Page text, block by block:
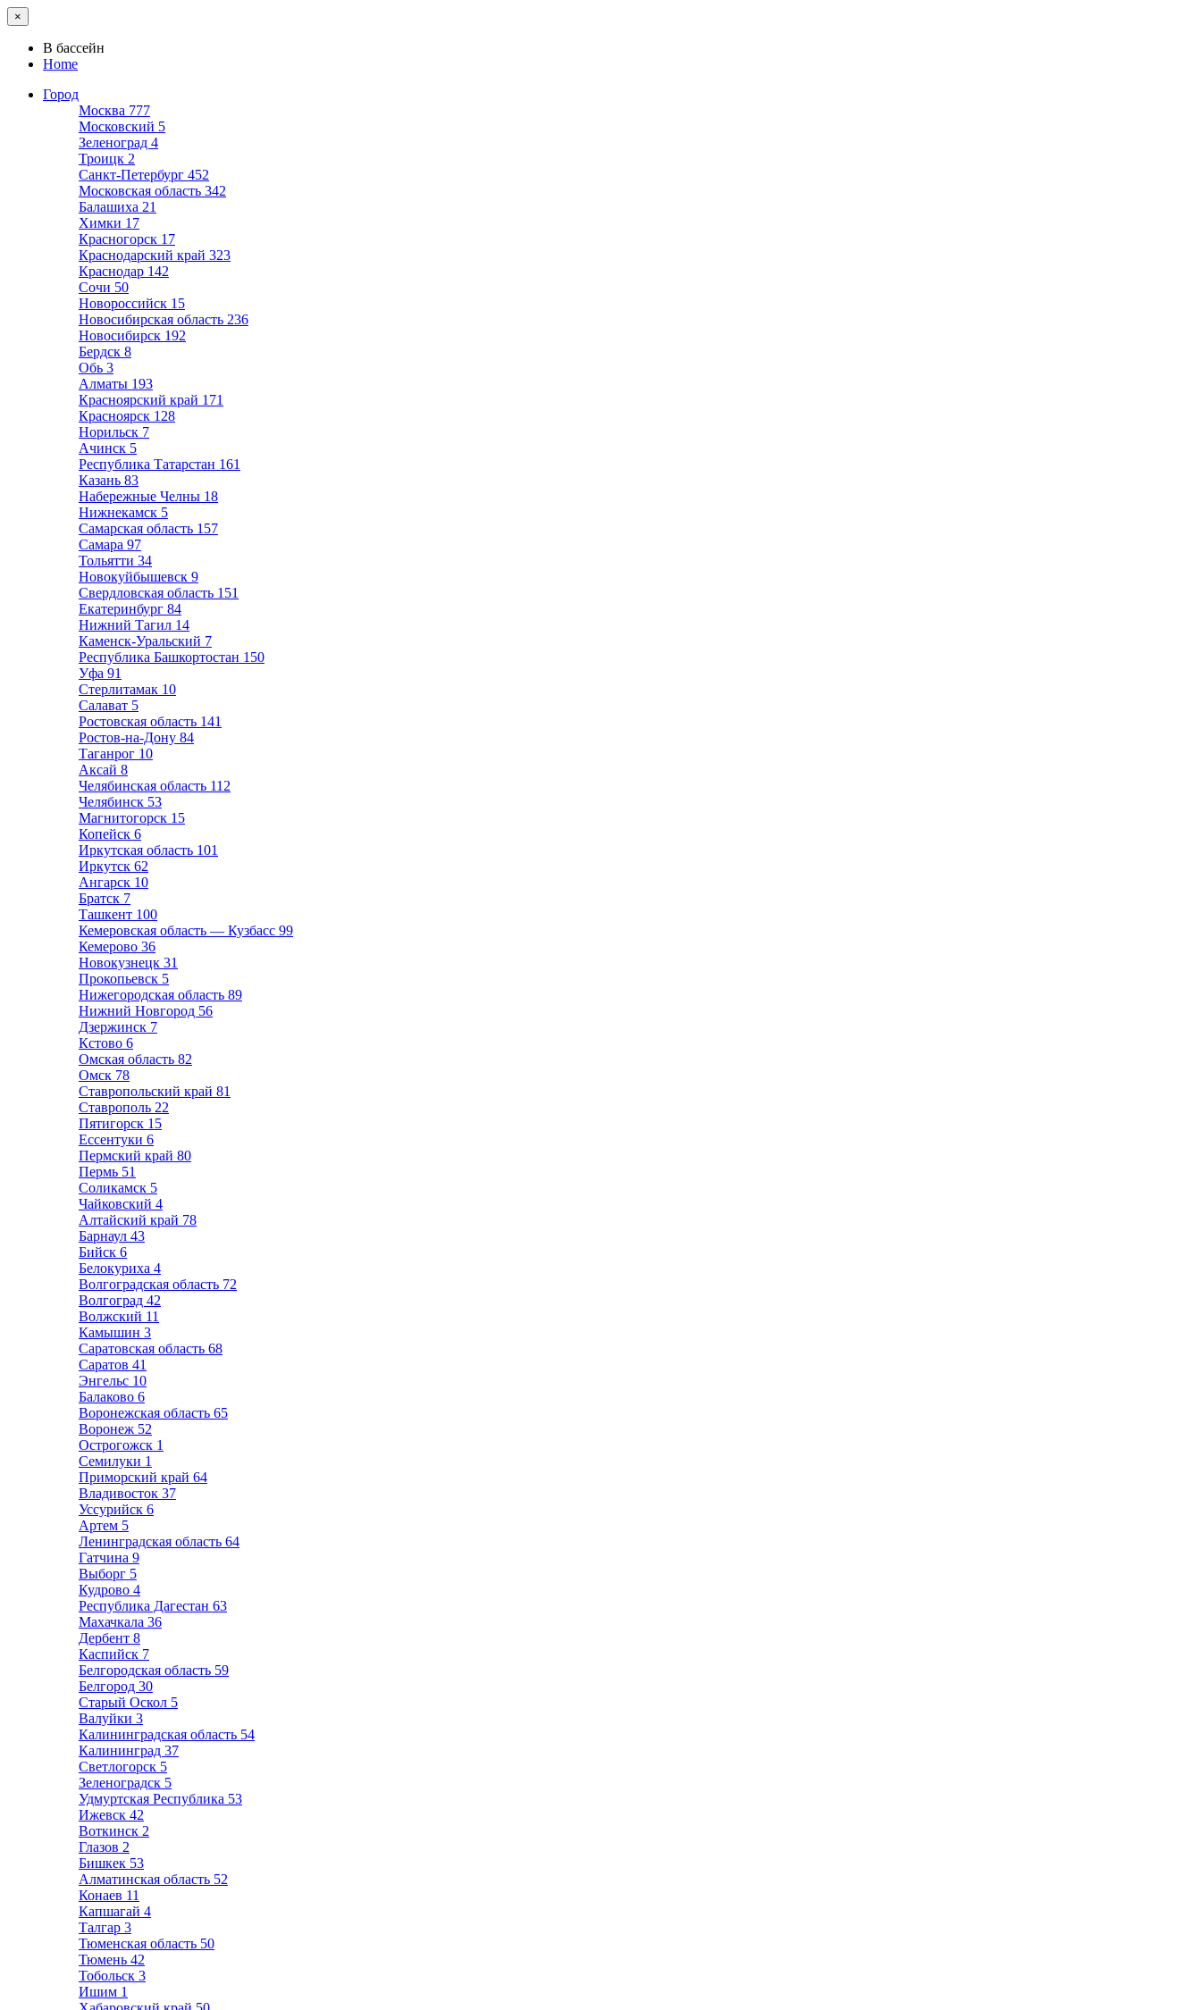
×
В бассейн
Home
Город
Москва 777
Московский 5
Зеленоград 4
Троицк 2
Санкт-Петербург 452
Московская область 342
Балашиха 21
Химки 17
Красногорск 17
Краснодарский край 323
Краснодар 142
Сочи 50
Новороссийск 15
Новосибирская область 236
Новосибирск 192
Бердск 8
Обь 3
Алматы 193
Красноярский край 171
Красноярск 128
Норильск 7
Ачинск 5
Республика Татарстан 161
Казань 83
Набережные Челны 18
Нижнекамск 5
Самарская область 157
Самара 97
Тольятти 34
Новокуйбышевск 9
Свердловская область 151
Екатеринбург 84
Нижний Тагил 14
Каменск-Уральский 7
Республика Башкортостан 150
Уфа 91
Стерлитамак 10
Салават 5
Ростовская область 141
Ростов-на-Дону 84
Таганрог 10
Аксай 8
Челябинская область 112
Челябинск 53
Магнитогорск 15
Копейск 6
Иркутская область 101
Иркутск 62
Ангарск 10
Братск 7
Ташкент 100
Кемеровская область — Кузбасс 99
Кемерово 36
Новокузнецк 31
Прокопьевск 5
Нижегородская область 89
Нижний Новгород 56
Дзержинск 7
Кстово 6
Омская область 82
Омск 78
Ставропольский край 81
Ставрополь 22
Пятигорск 15
Ессентуки 6
Пермский край 80
Пермь 51
Соликамск 5
Чайковский 4
Алтайский край 78
Барнаул 43
Бийск 6
Белокуриха 4
Волгоградская область 72
Волгоград 42
Волжский 11
Камышин 3
Саратовская область 68
Саратов 41
Энгельс 10
Балаково 6
Воронежская область 65
Воронеж 52
Острогожск 1
Семилуки 1
Приморский край 64
Владивосток 37
Уссурийск 6
Артем 5
Ленинградская область 64
Гатчина 9
Выборг 5
Кудрово 4
Республика Дагестан 63
Махачкала 36
Дербент 8
Каспийск 7
Белгородская область 59
Белгород 30
Старый Оскол 5
Валуйки 3
Калининградская область 54
Калининград 37
Светлогорск 5
Зеленоградск 5
Удмуртская Республика 53
Ижевск 42
Воткинск 2
Глазов 2
Бишкек 53
Алматинская область 52
Конаев 11
Капшагай 4
Талгар 3
Тюменская область 50
Тюмень 42
Тобольск 3
Ишим 1